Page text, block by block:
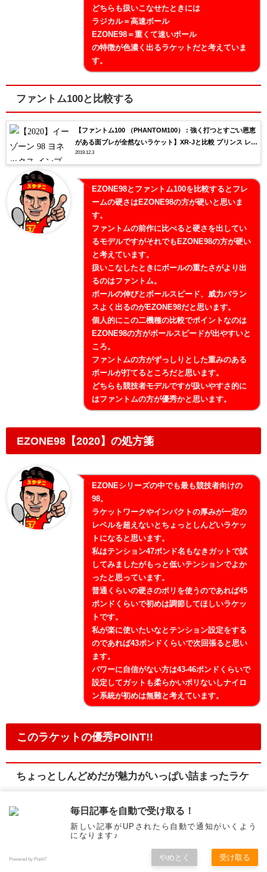
どちらも扱いこなせたときには
ラジカル＝高速ボール
EZONE98＝重くて速いボール
の特徴が色濃く出るラケットだと考えていま
す。
ファントム100と比較する
【ファントム100 （PHANTOM100） : 強く打つとすごい恩恵
がある面ブレが全然ないラケット】XR-Jと比較 プリンス レビ
ュー インプレ
2019.12.3
EZONE98とファントム100を比較するとフレ
ームの硬さはEZONE98の方が硬いと思いま
す。
ファントムの前作に比べると硬さを出してい
るモデルですがそれでもEZONE98の方が硬い
と考えています。
扱いこなしたときにボールの重たさがより出
るのはファントム。
ボールの伸びとボールスピード、威力バラン
スよく出るのがEZONE98だと思います。
個人的にこの二機種の比較でポイントなのは
EZONE98の方がボールスピードが出やすいと
ころ。
ファントムの方がずっしりとした重みのある
ボールが打てるところだと思います。
どちらも競技者モデルですが扱いやすさ的に
はファントムの方が優秀かと思います。
EZONE98【2020】の処方箋
EZONEシリーズの中でも最も競技者向けの
98。
ラケットワークやインパクトの厚みが一定の
レベルを超えないとちょっとしんどいラケッ
トになると思います。
私はテンション47ポンド名もなきガットで試
してみましたがもっと低いテンションでよか
ったと思っています。
普通くらいの硬さのポリを使うのであれば45
ポンドくらいで初めは調節してほしいラケッ
トです。
私が楽に使いたいなとテンション設定をする
のであれば43ポンドくらいで次回張ると思い
ます。
パワーに自信がない方は43-46ポンドくらいで
設定してガットも柔らかいポリないしナイロ
ン系統が初めは無難と考えています。
このラケットの優秀POINT!!
ちょっとしんどめだが魅力がいっぱい詰まったラケ
EZONEシリーズの良さは扱う難易度は高めだ
けど、ボールの伸びや威力、コントロール性
毎日記事を自動で受け取る！
新しい記事がUPされたら自動で通知がいくよう
になります♪
Powered by Push7 やめとく 受け取る